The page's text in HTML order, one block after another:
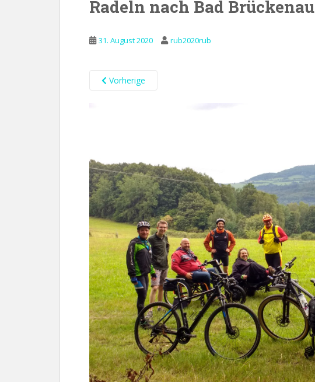
Radeln nach Bad Brückenau
31. August 2020 rub2020rub
Vorherige